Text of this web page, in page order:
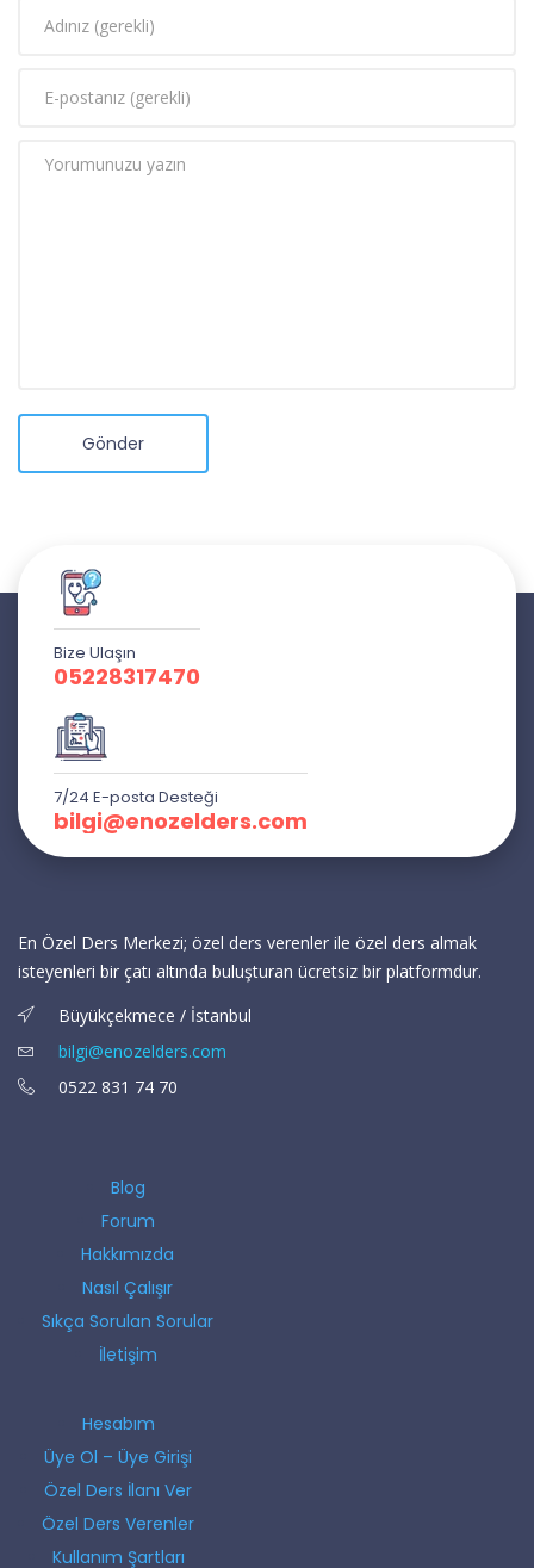
Gönder
Bize Ulaşın
05228317470
7/24 E-posta Desteği
bilgi@enozelders.com
En Özel Ders Merkezi; özel ders verenler ile özel ders almak
isteyenleri bir çatı altında buluşturan ücretsiz bir platformdur.
Büyükçekmece / İstanbul
bilgi@enozelders.com
0522 831 74 70
Blog
Forum
Hakkımızda
Nasıl Çalışır
Sıkça Sorulan Sorular
İletişim
Hesabım
Üye Ol – Üye Girişi
Özel Ders İlanı Ver
Özel Ders Verenler
Kullanım Şartları